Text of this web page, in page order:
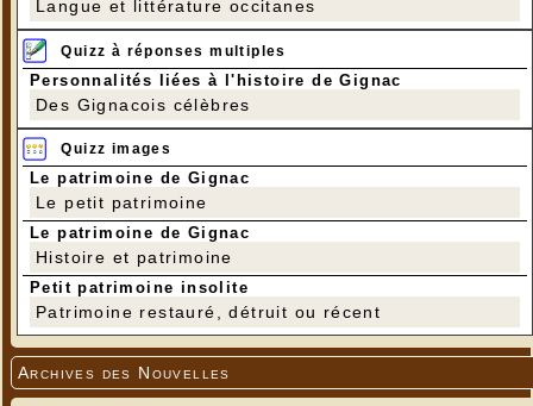
Langue et littérature occitanes
Quizz à réponses multiples
Personnalités liées à l'histoire de Gignac
Des Gignacois célèbres
Quizz images
Le patrimoine de Gignac
Le petit patrimoine
Le patrimoine de Gignac
Histoire et patrimoine
Petit patrimoine insolite
Patrimoine restauré, détruit ou récent
Archives des Nouvelles